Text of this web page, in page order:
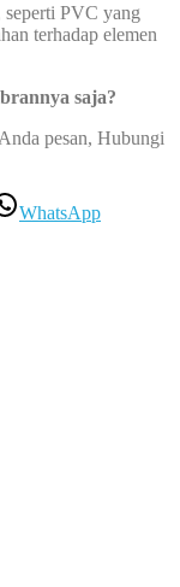
PVC yang
terhadap elemen
saja?
pesan, Hubungi
WhatsApp